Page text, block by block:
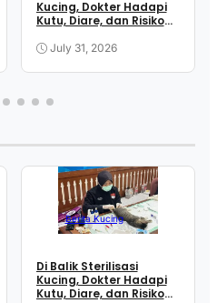
Kucing, Dokter Hadapi
Kutu, Diare, dan Risiko
July 31, 2026
Berita Kucing
Di Balik Sterilisasi
Kucing, Dokter Hadapi
Kutu, Diare, dan Risiko